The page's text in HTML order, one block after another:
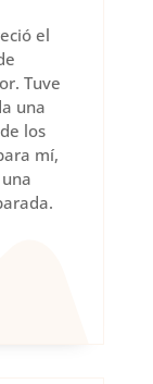
el
Tuve
una
los
mí,